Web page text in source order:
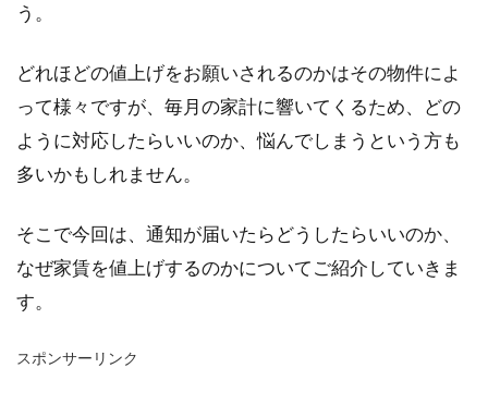
う。
どれほどの値上げをお願いされるのかはその物件によ
って様々ですが、毎月の家計に響いてくるため、どの
ように対応したらいいのか、悩んでしまうという方も
多いかもしれません。
そこで今回は、通知が届いたらどうしたらいいのか、
なぜ家賃を値上げするのかについてご紹介していきま
す。
スポンサーリンク